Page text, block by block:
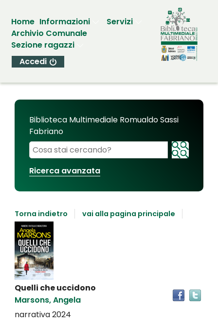
Home Informazioni
Servizi
Archivio Comunale
Sezione ragazzi
Accedi
Biblioteca Multimediale Romualdo Sassi
Fabriano
Cerca su "Biblioteca Multimediale Romualdo
Ricerca avanzata
Torna indietro vai alla pagina principale
Dettaglio
del
documento
Quelli che uccidono
Marsons, Angela
narrativa2024